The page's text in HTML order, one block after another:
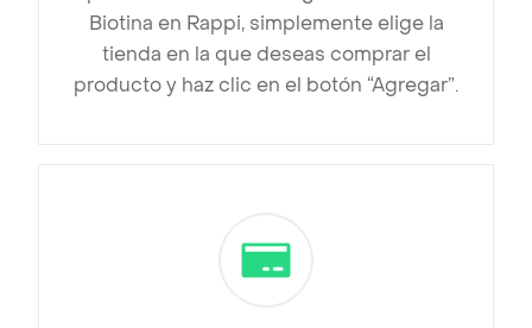
Biotina en Rappi, simplemente elige la
tienda en la que deseas comprar el
producto y haz clic en el botón “Agregar”.